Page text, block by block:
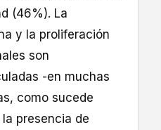
(46%). La
y la proliferación
son
-en muchas
como sucede
presencia de